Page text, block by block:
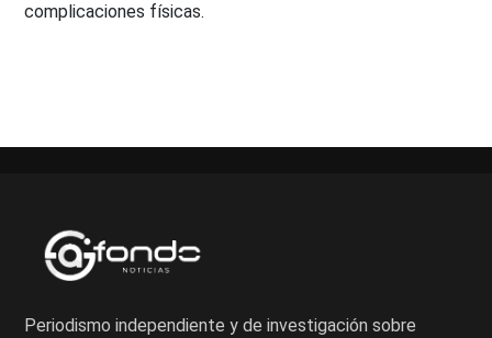
complicaciones físicas.
Periodismo independiente y de investigación sobre